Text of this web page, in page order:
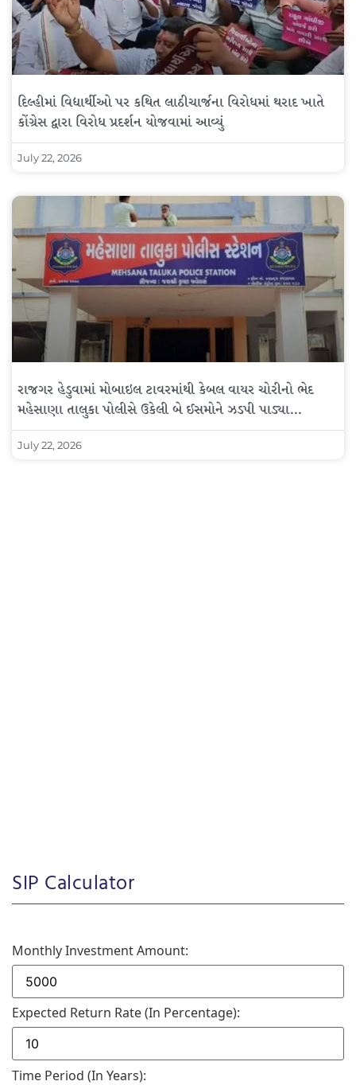
દિલ્હીમાં વિદ્યાર્થીઓ પર કથિત લાઠીચાર્જના વિરોધમાં થરાદ ખાતે
કોંગ્રેસ દ્વારા વિરોધ પ્રદર્શન યોજવામાં આવ્યું
July 22, 2026
રાજગર હેડુવામાં મોબાઇલ ટાવરમાંથી કેબલ વાયર ચોરીનો ભેદ
મહેસાણા તાલુકા પોલીસે ઉકેલી બે ઈસમોને ઝડપી પાડ્યા…
July 22, 2026
SIP Calculator
Monthly Investment Amount:
Expected Return Rate (in Percentage):
Time Period (in Years):